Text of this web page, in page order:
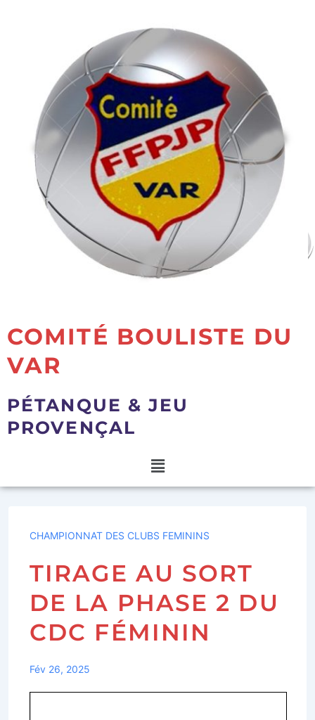
COMITÉ BOULISTE DU
VAR
PÉTANQUE & JEU
PROVENÇAL
CHAMPIONNAT DES CLUBS FEMININS
TIRAGE AU SORT
DE LA PHASE 2 DU
CDC FÉMININ
Fév 26, 2025